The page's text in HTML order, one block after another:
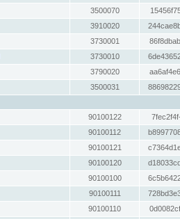
3500070
3910020
3730001
3730010
3790020
3500031
90100122
90100112
90100121
90100120
90100100
90100111
90100110